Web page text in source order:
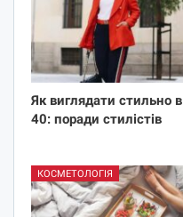
Як виглядати стильно в
40: поради стилістів
КОСМЕТОЛОГІЯ